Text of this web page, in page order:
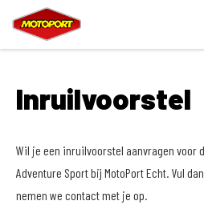
Inruilvoorstel
Wil je een inruilvoorstel aanvragen voor
Adventure Sport bij MotoPort Echt. Vul
nemen we contact met je op.